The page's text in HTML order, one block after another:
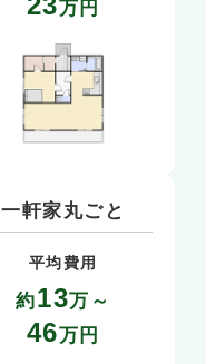
万円
一軒家丸ごと
平均費用
約13万～
46万円